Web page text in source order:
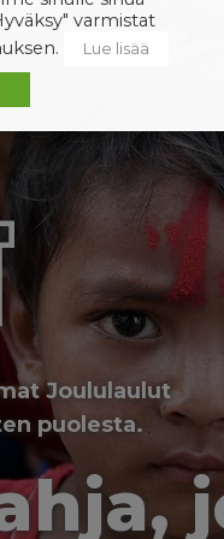
Joululaulut
puolesta.
varmistat
Lue lisää